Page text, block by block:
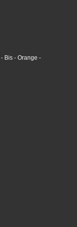
- Bis - Orange -